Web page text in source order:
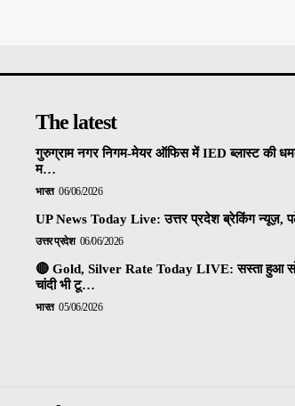
The latest
गुरुग्राम नगर निगम-मेयर ऑफिस में IED ब्लास्ट की
म…
भारत 06/06/2026
UP News Today Live: उत्तर प्रदेश ब्रेकिंग न्यूज़,
उत्तर प्रदेश 06/06/2026
🔴 Gold, Silver Rate Today LIVE: सस्ता हुआ
चांदी भी टू…
भारत 05/06/2026